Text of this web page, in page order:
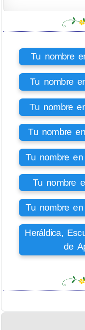
Tu nombre
Tu nombre
Tu nombre
Tu nombre
Tu nombre
Tu nombre
Tu nombre
Heráldica,
de